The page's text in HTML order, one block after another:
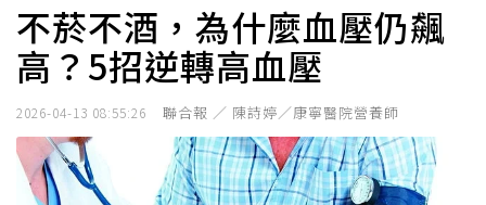
不菸不酒，為什麼血壓仍飆
高？5招逆轉高血壓
2026-04-13 08:55:26 聯合報 ／ 陳詩婷／康寧醫院營養師